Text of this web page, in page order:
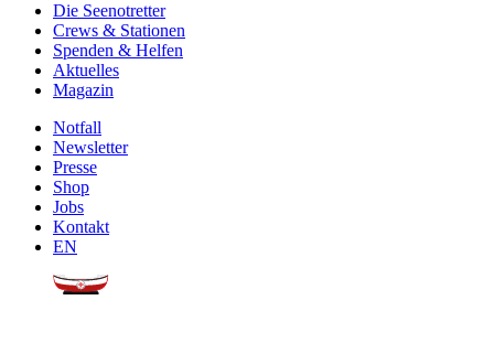
Die Seenotretter
Crews & Stationen
Spenden & Helfen
Aktuelles
Magazin
Notfall
Newsletter
Presse
Shop
Jobs
Kontakt
EN